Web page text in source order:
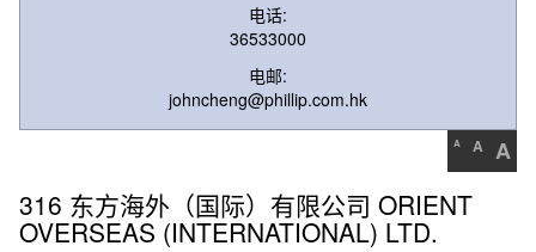
电话:
36533000
电邮:
johncheng@phillip.com.hk
A A A
316 东方海外（国际）有限公司 ORIENT
OVERSEAS (INTERNATIONAL) LTD.